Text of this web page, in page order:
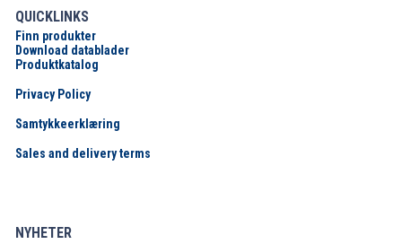
QUICKLINKS
Finn produkter
Download datablader
Produktkatalog
Privacy Policy
Samtykkeerklæring
Sales and delivery terms
NYHETER